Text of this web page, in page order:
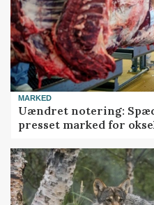
MARKED
Uændret notering:
presset marked for